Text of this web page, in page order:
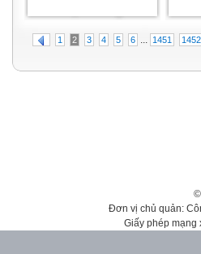
1 2 3 4 5 6 ... 1451 1452
Đơn vị chủ quản:
Giấy phép mạng